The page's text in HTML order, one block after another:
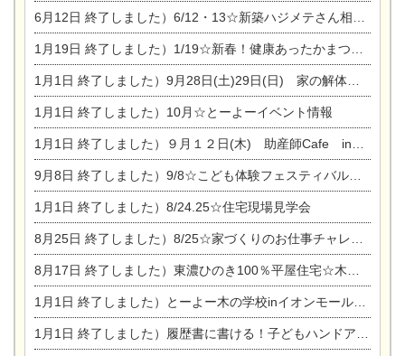
6月12日 終了しました）6/12・13☆新築ハジメテさん相談会『今ある土地に家を建てる際の注意点』
1月19日 終了しました）1/19☆新春！健康あったかまつり＆増改築リフォームまつり
1月1日 終了しました）9月28日(土)29日(日) 家の解体なんでも相談会
1月1日 終了しました）10月☆とーよーイベント情報
1月1日 終了しました）９月１２日(木) 助産師Cafe in東陽住建
9月8日 終了しました）9/8☆こども体験フェスティバル☆一宮市民会館
1月1日 終了しました）8/24.25☆住宅現場見学会
8月25日 終了しました）8/25☆家づくりのお仕事チャレンジ
8月17日 終了しました）東濃ひのき100％平屋住宅☆木の家完成見学会
1月1日 終了しました）とーよー木の学校inイオンモール木曽川
1月1日 終了しました）履歴書に書ける！子どもハンドアロマ講座☆